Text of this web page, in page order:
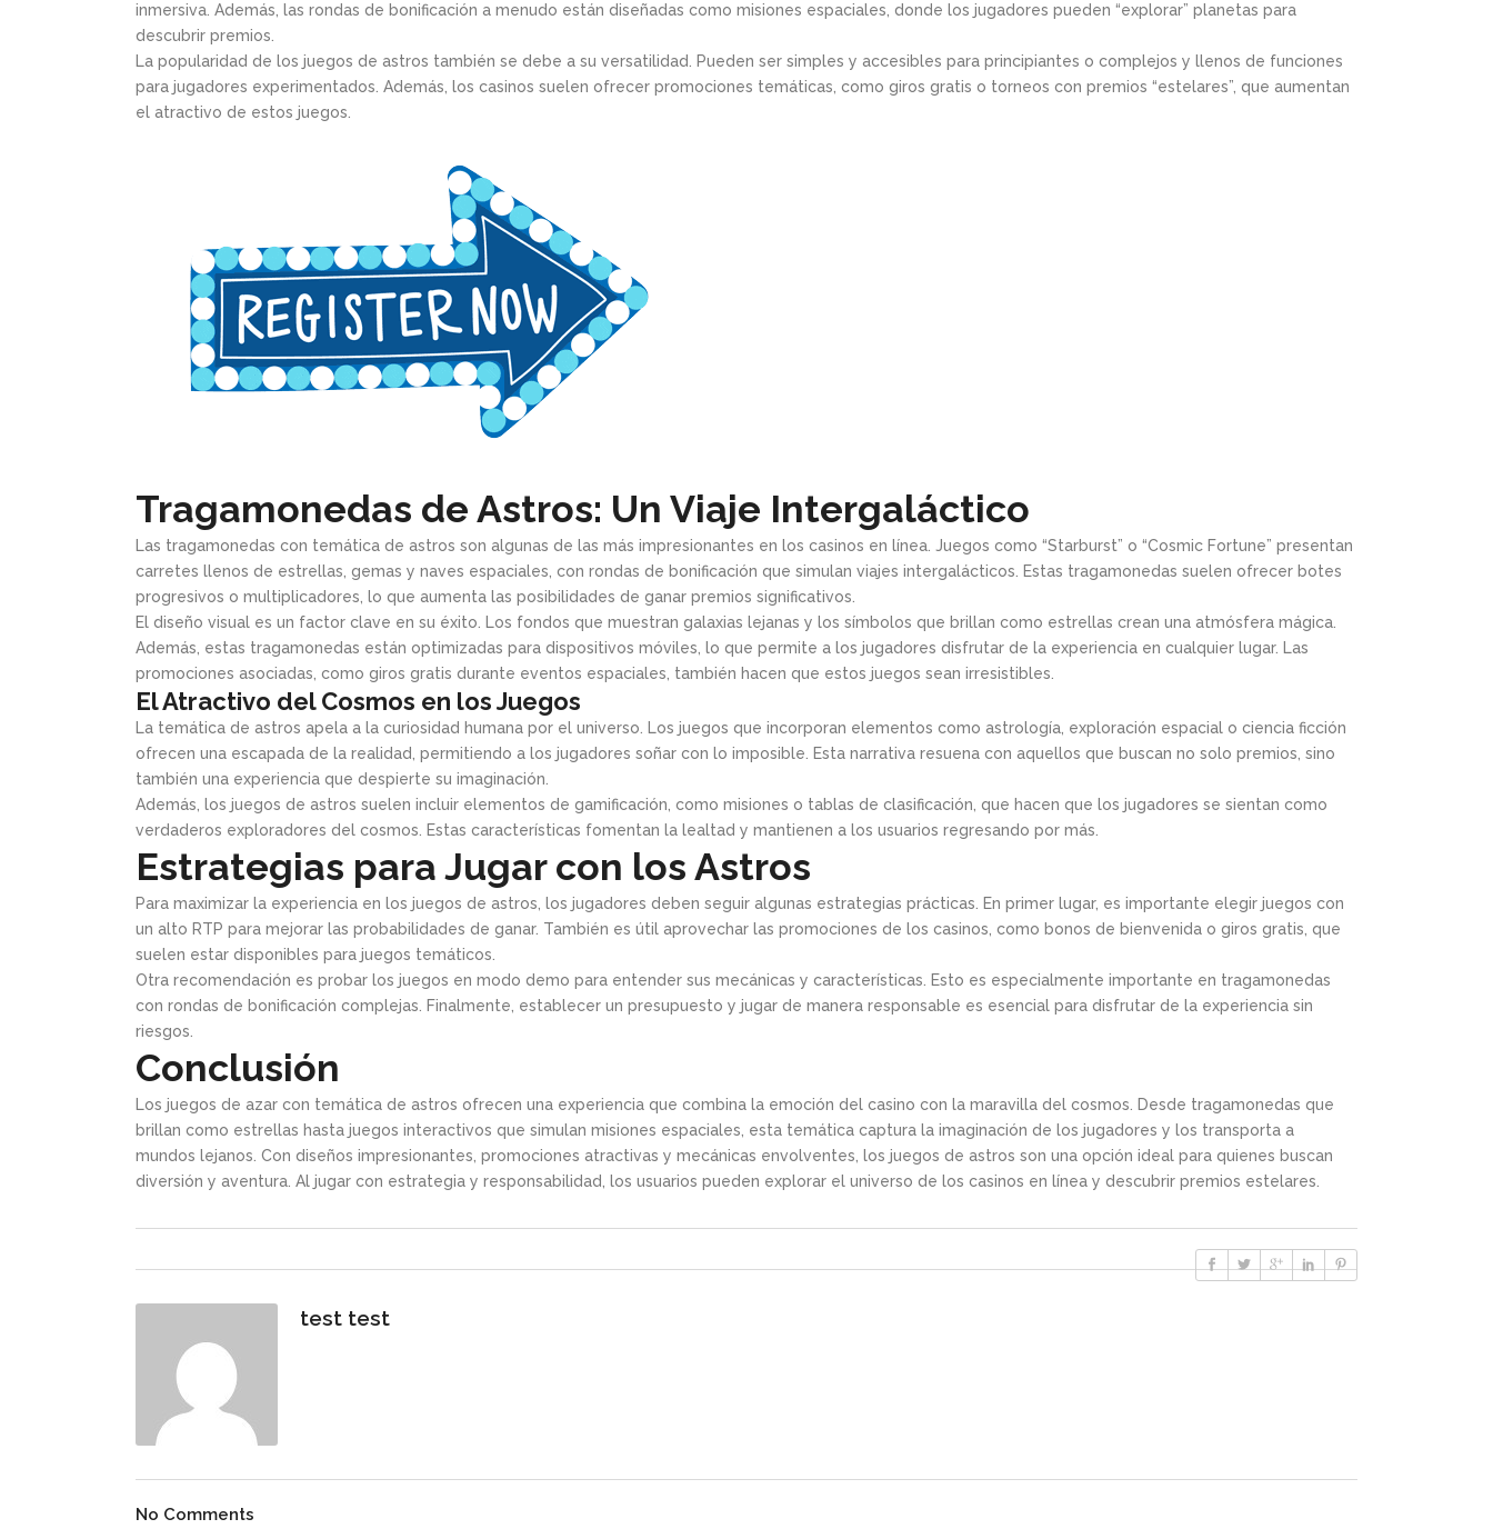
inmersiva. Además, las rondas de bonificación a menudo están diseñadas como misiones espaciales, donde los jugadores pueden “explorar” planetas para
descubrir premios.
La popularidad de los juegos de astros también se debe a su versatilidad. Pueden ser simples y accesibles para principiantes o complejos y llenos de funciones
para jugadores experimentados. Además, los casinos suelen ofrecer promociones temáticas, como giros gratis o torneos con premios “estelares”, que aumentan
el atractivo de estos juegos.
Tragamonedas de Astros: Un Viaje Intergaláctico
Las tragamonedas con temática de astros son algunas de las más impresionantes en los casinos en línea. Juegos como “Starburst” o “Cosmic Fortune” presentan
carretes llenos de estrellas, gemas y naves espaciales, con rondas de bonificación que simulan viajes intergalácticos. Estas tragamonedas suelen ofrecer botes
progresivos o multiplicadores, lo que aumenta las posibilidades de ganar premios significativos.
El diseño visual es un factor clave en su éxito. Los fondos que muestran galaxias lejanas y los símbolos que brillan como estrellas crean una atmósfera mágica.
Además, estas tragamonedas están optimizadas para dispositivos móviles, lo que permite a los jugadores disfrutar de la experiencia en cualquier lugar. Las
promociones asociadas, como giros gratis durante eventos espaciales, también hacen que estos juegos sean irresistibles.
El Atractivo del Cosmos en los Juegos
La temática de astros apela a la curiosidad humana por el universo. Los juegos que incorporan elementos como astrología, exploración espacial o ciencia ficción
ofrecen una escapada de la realidad, permitiendo a los jugadores soñar con lo imposible. Esta narrativa resuena con aquellos que buscan no solo premios, sino
también una experiencia que despierte su imaginación.
Además, los juegos de astros suelen incluir elementos de gamificación, como misiones o tablas de clasificación, que hacen que los jugadores se sientan como
verdaderos exploradores del cosmos. Estas características fomentan la lealtad y mantienen a los usuarios regresando por más.
Estrategias para Jugar con los Astros
Para maximizar la experiencia en los juegos de astros, los jugadores deben seguir algunas estrategias prácticas. En primer lugar, es importante elegir juegos con
un alto RTP para mejorar las probabilidades de ganar. También es útil aprovechar las promociones de los casinos, como bonos de bienvenida o giros gratis, que
suelen estar disponibles para juegos temáticos.
Otra recomendación es probar los juegos en modo demo para entender sus mecánicas y características. Esto es especialmente importante en tragamonedas
con rondas de bonificación complejas. Finalmente, establecer un presupuesto y jugar de manera responsable es esencial para disfrutar de la experiencia sin
riesgos.
Conclusión
Los juegos de azar con temática de astros ofrecen una experiencia que combina la emoción del casino con la maravilla del cosmos. Desde tragamonedas que
brillan como estrellas hasta juegos interactivos que simulan misiones espaciales, esta temática captura la imaginación de los jugadores y los transporta a
mundos lejanos. Con diseños impresionantes, promociones atractivas y mecánicas envolventes, los juegos de astros son una opción ideal para quienes buscan
diversión y aventura. Al jugar con estrategia y responsabilidad, los usuarios pueden explorar el universo de los casinos en línea y descubrir premios estelares.
test test
No Comments